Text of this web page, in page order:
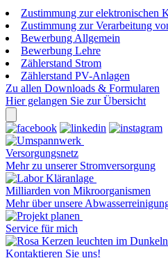
Zustimmung zur elektronischen
Zustimmung zur Verarbeitung
Bewerbung Allgemein
Bewerbung Lehre
Zählerstand Strom
Zählerstand PV-Anlagen
Zu allen Downloads & Formularen
Hier gelangen Sie zur Übersicht
Versorgungsnetz
Mehr zu unserer Stromversorgung
Milliarden von Mikroorganismen
Mehr über unsere
Service für mich
Kontaktieren Sie uns!